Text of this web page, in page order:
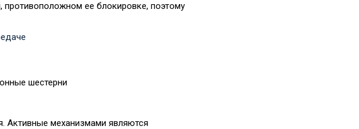
противоположном ее блокировке, поэтому
шестерни
Активные механизмами являются